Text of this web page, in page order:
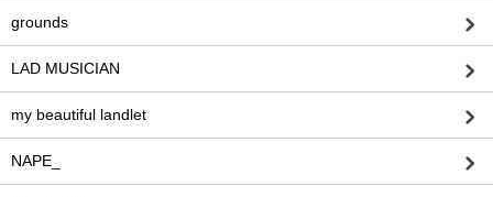
grounds
LAD MUSICIAN
my beautiful landlet
NAPE_